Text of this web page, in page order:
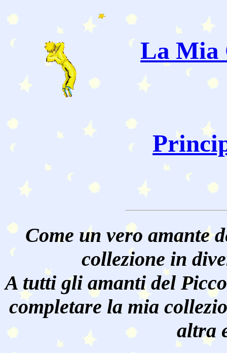
La Mia
Come un vero amante
collezione in
A tutti gli amanti del
completare la mia
altra